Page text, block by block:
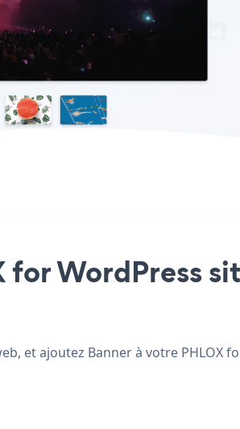
WordPress
et ajoutez Banner à votre PHLOX